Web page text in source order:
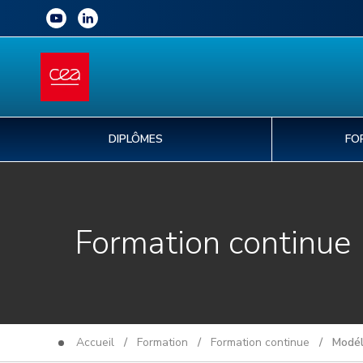
DIPLÔMES
Formation continue
Accueil / Formation / Formation continue /